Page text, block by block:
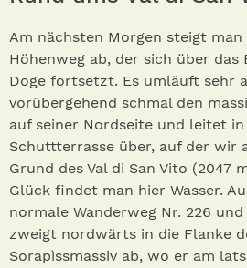
Am nächsten Morgen steigt
Höhenweg ab, der sich über das
Doge fortsetzt. Es umläuft sehr
vorübergehend schmal den
auf seiner Nordseite und leitet
Schuttterrasse über, auf der wir
Grund des Val di San Vito (2047
Glück findet man hier Wasser.
normale Wanderweg Nr. 226
zweigt nordwärts in die Flanke
Sorapìssmassiv ab, wo er am